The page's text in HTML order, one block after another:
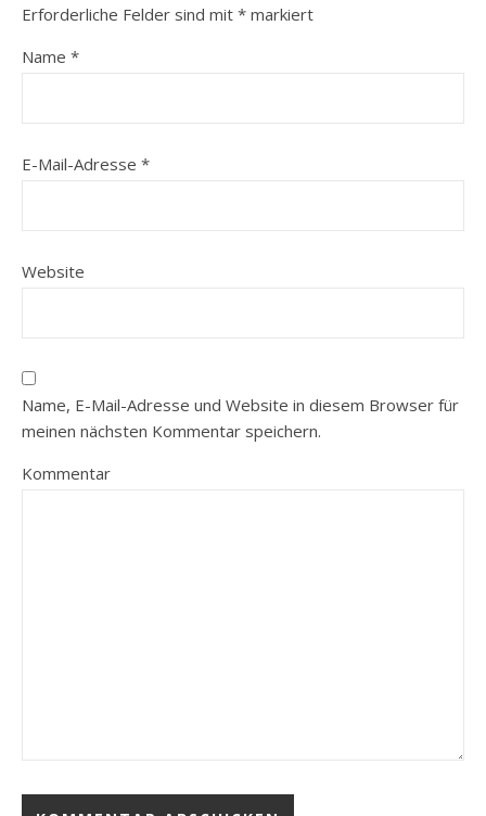
Erforderliche Felder sind mit * markiert
Name *
E-Mail-Adresse *
Website
Name, E-Mail-Adresse und Website in diesem Browser für
meinen nächsten Kommentar speichern.
Kommentar